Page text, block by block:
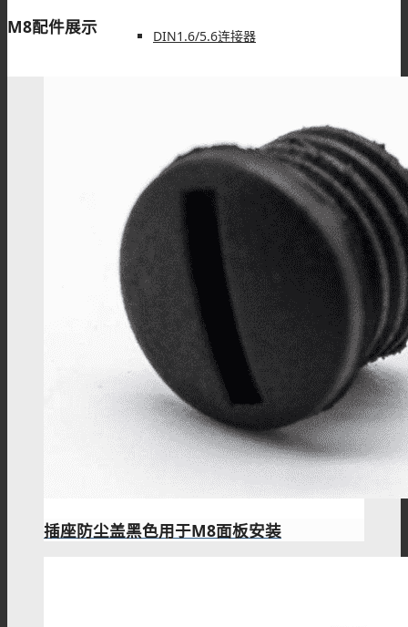
DIN1.6/5.6连接器
SHV连接器
FAKRA连接器
PAL连接器
MHV连接器
M8配件展示
插座防尘盖黑色用于M8面板安装